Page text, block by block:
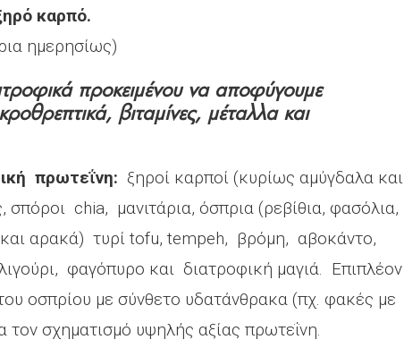
καρπό.
ημερησίως)
προκειμένου να αποφύγουμε
βιταμίνες, μέταλλα και
πρωτεΐνη: ξηροί καρποί (κυρίως αμύγδαλα και
σπόροι chia, μανιτάρια, όσπρια (ρεβίθια, φασόλια,
αρακά) τυρί tofu, tempeh, βρόμη, αβοκάντο,
φαγόπυρο και διατροφική μαγιά. Επιπλέον
οσπρίου με σύνθετο υδατάνθρακα (πχ. φακές με
τον σχηματισμό υψηλής αξίας πρωτεΐνη.